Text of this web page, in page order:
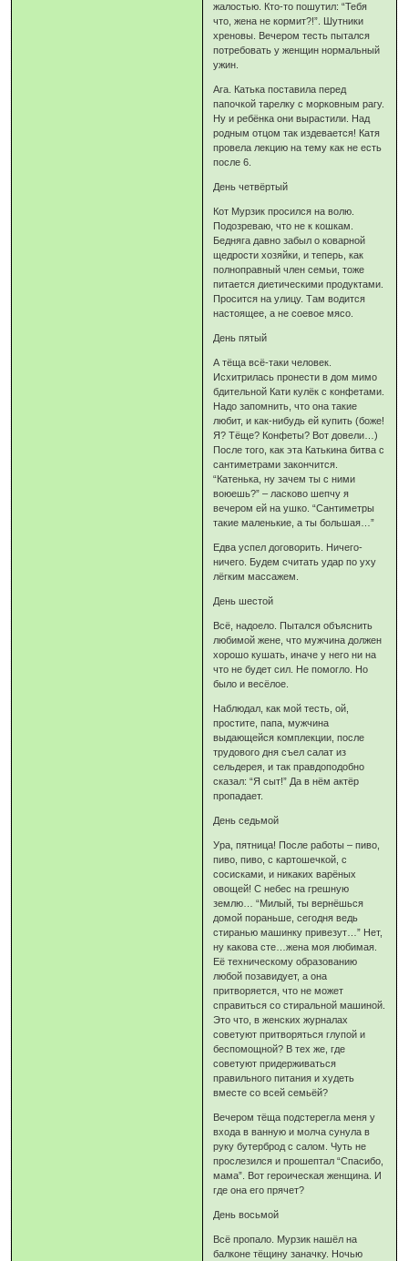
жалостью. Кто-то пошутил: “Тебя
что, жена не кормит?!”. Шутники
хреновы. Вечером тесть пытался
потребовать у женщин нормальный
ужин.
Ага. Катька поставила перед
папочкой тарелку с морковным рагу.
Ну и ребёнка они вырастили. Над
родным отцом так издевается! Катя
провела лекцию на тему как не есть
после 6.
День четвёртый
Кот Мурзик просился на волю.
Подозреваю, что не к кошкам.
Бедняга давно забыл о коварной
щедрости хозяйки, и теперь, как
полноправный член семьи, тоже
питается диетическими продуктами.
Просится на улицу. Там водится
настоящее, а не соевое мясо.
День пятый
А тёща всё-таки человек.
Исхитрилась пронести в дом мимо
бдительной Кати кулёк с конфетами.
Надо запомнить, что она такие
любит, и как-нибудь ей купить (боже!
Я? Тёще? Конфеты? Вот довели…)
После того, как эта Катькина битва с
сантиметрами закончится.
“Катенька, ну зачем ты с ними
воюешь?” – ласково шепчу я
вечером ей на ушко. “Сантиметры
такие маленькие, а ты большая…”
Едва успел договорить. Ничего-
ничего. Будем считать удар по уху
лёгким массажем.
День шестой
Всё, надоело. Пытался объяснить
любимой жене, что мужчина должен
хорошо кушать, иначе у него ни на
что не будет сил. Не помогло. Но
было и весёлое.
Наблюдал, как мой тесть, ой,
простите, папа, мужчина
выдающейся комплекции, после
трудового дня съел салат из
сельдерея, и так правдоподобно
сказал: “Я сыт!” Да в нём актёр
пропадает.
День седьмой
Ура, пятница! После работы – пиво,
пиво, пиво, с картошечкой, с
сосисками, и никаких варёных
овощей! С небес на грешную
землю… “Милый, ты вернёшься
домой пораньше, сегодня ведь
стиранью машинку привезут…” Нет,
ну какова сте…жена моя любимая.
Её техническому образованию
любой позавидует, а она
притворяется, что не может
справиться со стиральной машиной.
Это что, в женских журналах
советуют притворяться глупой и
беспомощной? В тех же, где
советуют придерживаться
правильного питания и худеть
вместе со всей семьёй?
Вечером тёща подстерегла меня у
входа в ванную и молча сунула в
руку бутерброд с салом. Чуть не
прослезился и прошептал “Спасибо,
мама”. Вот героическая женщина. И
где она его прячет?
День восьмой
Всё пропало. Мурзик нашёл на
балконе тёщину заначку. Ночью